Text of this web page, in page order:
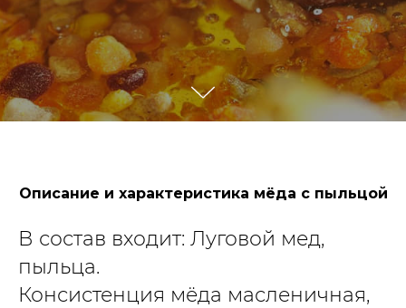
Описание и характеристика мёда с пыльцой
В состав входит: Луговой мед,
пыльца.
Консистенция мёда масленичная,